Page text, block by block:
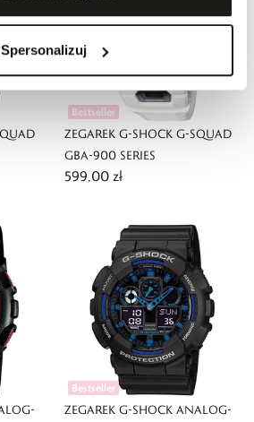
Spersonalizuj
Bestseller
ZEGAREK G-SHOCK G-SQUAD
GBA-900 SERIES
599,00 zł
Bestseller
ZEGAREK G-SHOCK ANALOG-